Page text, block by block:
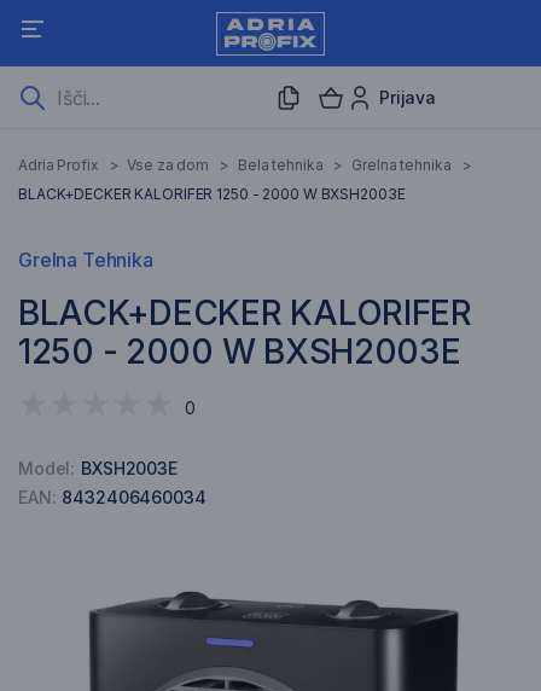
Prijava
Adria Profix > Vse za dom > Bela tehnika > Grelna tehnika
>
BLACK+DECKER KALORIFER 1250 - 2000 W BXSH2003E
Grelna Tehnika
BLACK+DECKER KALORIFER
1250 - 2000 W BXSH2003E
0
Model: BXSH2003E
EAN: 8432406460034